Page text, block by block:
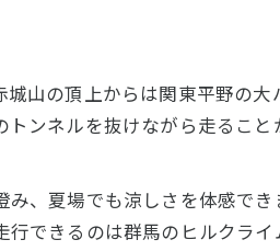
山の頂上からは関東平野の大
ンネルを抜けながら走ること
、夏場でも涼しさを体感でき
できるのは群馬のヒルクライ